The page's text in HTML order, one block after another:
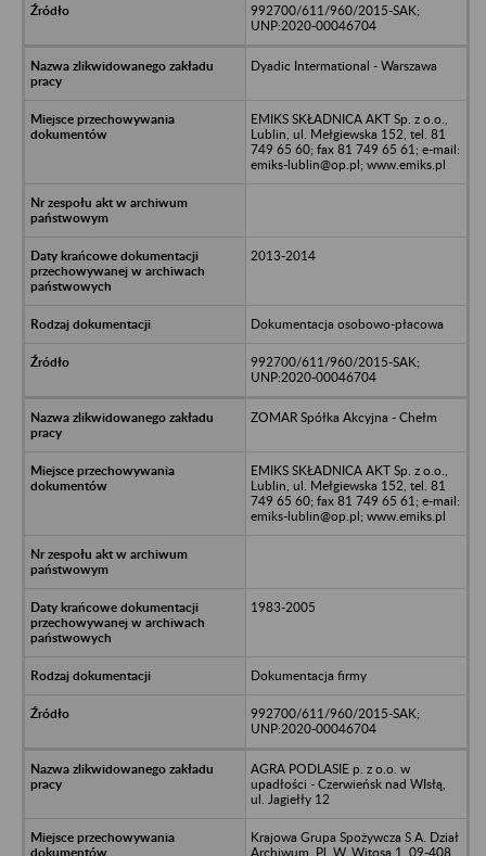
992700/611/960/2015-SAK;
UNP:2020-00046704
Dyadic Intermational - Warszawa
EMIKS SKŁADNICA AKT Sp. z o.o.,
Lublin, ul. Mełgiewska 152, tel. 81
749 65 60; fax 81 749 65 61; e-mail:
emiks-lublin@op.pl; www.emiks.pl
2013-2014
Dokumentacja osobowo-płacowa
992700/611/960/2015-SAK;
UNP:2020-00046704
ZOMAR Spółka Akcyjna - Chełm
EMIKS SKŁADNICA AKT Sp. z o.o.,
Lublin, ul. Mełgiewska 152, tel. 81
749 65 60; fax 81 749 65 61; e-mail:
emiks-lublin@op.pl; www.emiks.pl
1983-2005
Dokumentacja firmy
992700/611/960/2015-SAK;
UNP:2020-00046704
AGRA PODLASIE p. z o.o. w
upadłości - Czerwieńsk nad WIsłą,
ul. Jagiełły 12
Krajowa Grupa Spożywcza S.A. Dział
Archiwum. Pl. W. Witosa 1, 09-408